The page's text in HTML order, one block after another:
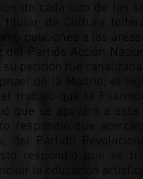
de cada uno de los
titular de Cultura
peticiones a las
del Partido Acción
y su petición fue
de la Madrid; el
el trabajo que la
que se apoyara a
respondió que
del Partido
respondió que se
la educación